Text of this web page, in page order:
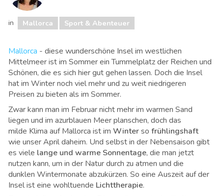
in Mallorca Sport & Abenteuer
Mallorca - diese wunderschöne Insel im westlichen
Mittelmeer ist im Sommer ein Tummelplatz der Reichen und
Schönen, die es sich hier gut gehen lassen. Doch die Insel
hat im Winter noch viel mehr und zu weit niedrigeren
Preisen zu bieten als im Sommer.
Zwar kann man im Februar nicht mehr im warmen Sand
liegen und im azurblauen Meer planschen, doch das
milde Klima auf Mallorca ist im Winterso frühlingshaft
wie unser April daheim. Und selbst in der Nebensaison gibt
es viele lange und warme Sonnentage, die man jetzt
nutzen kann, um in der Natur durch zu atmen und die
dunklen Wintermonate abzukürzen. So eine Auszeit auf der
Insel ist eine wohltuende Lichttherapie.